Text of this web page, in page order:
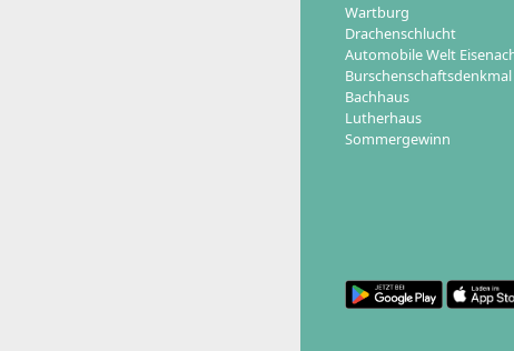
Wartburg
Drachenschlucht
Automobile Welt
Burschenschaftsdenkmal
Bachhaus
Lutherhaus
Sommergewinn